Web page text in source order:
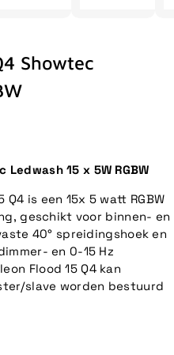
Showtec
15 x 5W RGBW
is een 15x 5 watt RGBW
geschikt voor binnen- en
40° spreidingshoek en
en 0-15 Hz
Flood 15 Q4 kan
slave worden bestuurd